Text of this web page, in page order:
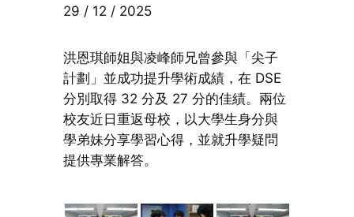
Honor Roll
29 / 12 / 2025
洪恩琪師姐與凌峰師兄曾參與「尖子
計劃」並成功提升學術成績，在 DSE
分別取得 32 分及 27 分的佳績。兩位
校友近日重返母校，以大學生身分與
學弟妹分享學習心得，並就升學疑問
提供專業解答。